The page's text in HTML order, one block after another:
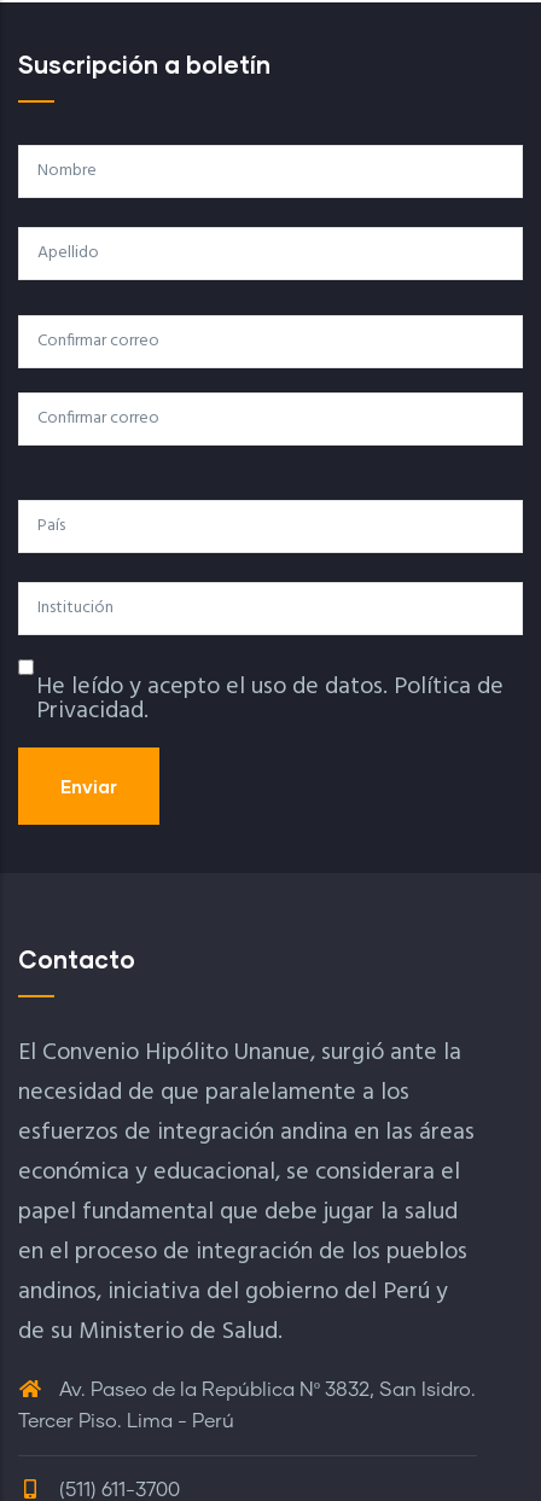
Suscripción a boletín
Nombre
Apellido
Correo
Electrónico
Correo Electrónico
Confirmar Correo
País
Institución
Política De Privacidad
He leído y acepto el uso de datos. Política de
Privacidad.
Contacto
El Convenio Hipólito Unanue, surgió ante la
necesidad de que paralelamente a los
esfuerzos de integración andina en las áreas
económica y educacional, se considerara el
papel fundamental que debe jugar la salud
en el proceso de integración de los pueblos
andinos, iniciativa del gobierno del Perú y
de su Ministerio de Salud.
Av. Paseo de la República Nº 3832, San Isidro.
Tercer Piso. Lima - Perú
(511) 611-3700